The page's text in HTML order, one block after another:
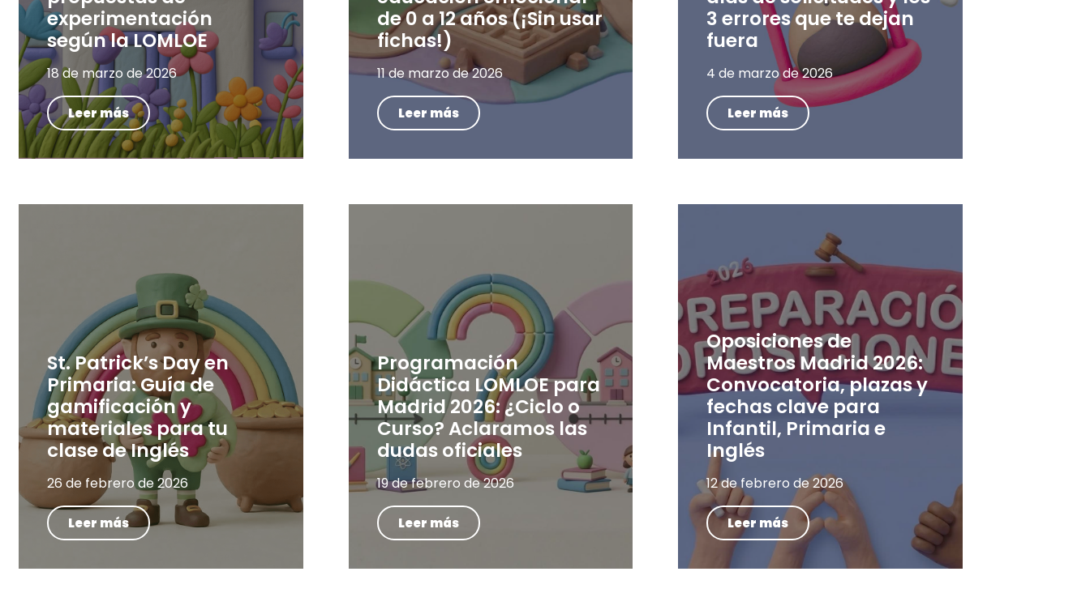
experimentación
según la LOMLOE
18 de marzo de 2026
Leer más
de 0 a 12 años (¡Sin usar
fichas!)
11 de marzo de 2026
Leer más
3 errores que te dejan
fuera
4 de marzo de 2026
Leer más
St. Patrick’s Day en
Primaria: Guía de
gamificación y
materiales para tu
clase de Inglés
26 de febrero de 2026
Leer más
Programación
Didáctica LOMLOE para
Madrid 2026: ¿Ciclo o
Curso? Aclaramos las
dudas oficiales
19 de febrero de 2026
Leer más
Oposiciones de
Maestros Madrid 2026:
Convocatoria, plazas y
fechas clave para
Infantil, Primaria e
Inglés
12 de febrero de 2026
Leer más